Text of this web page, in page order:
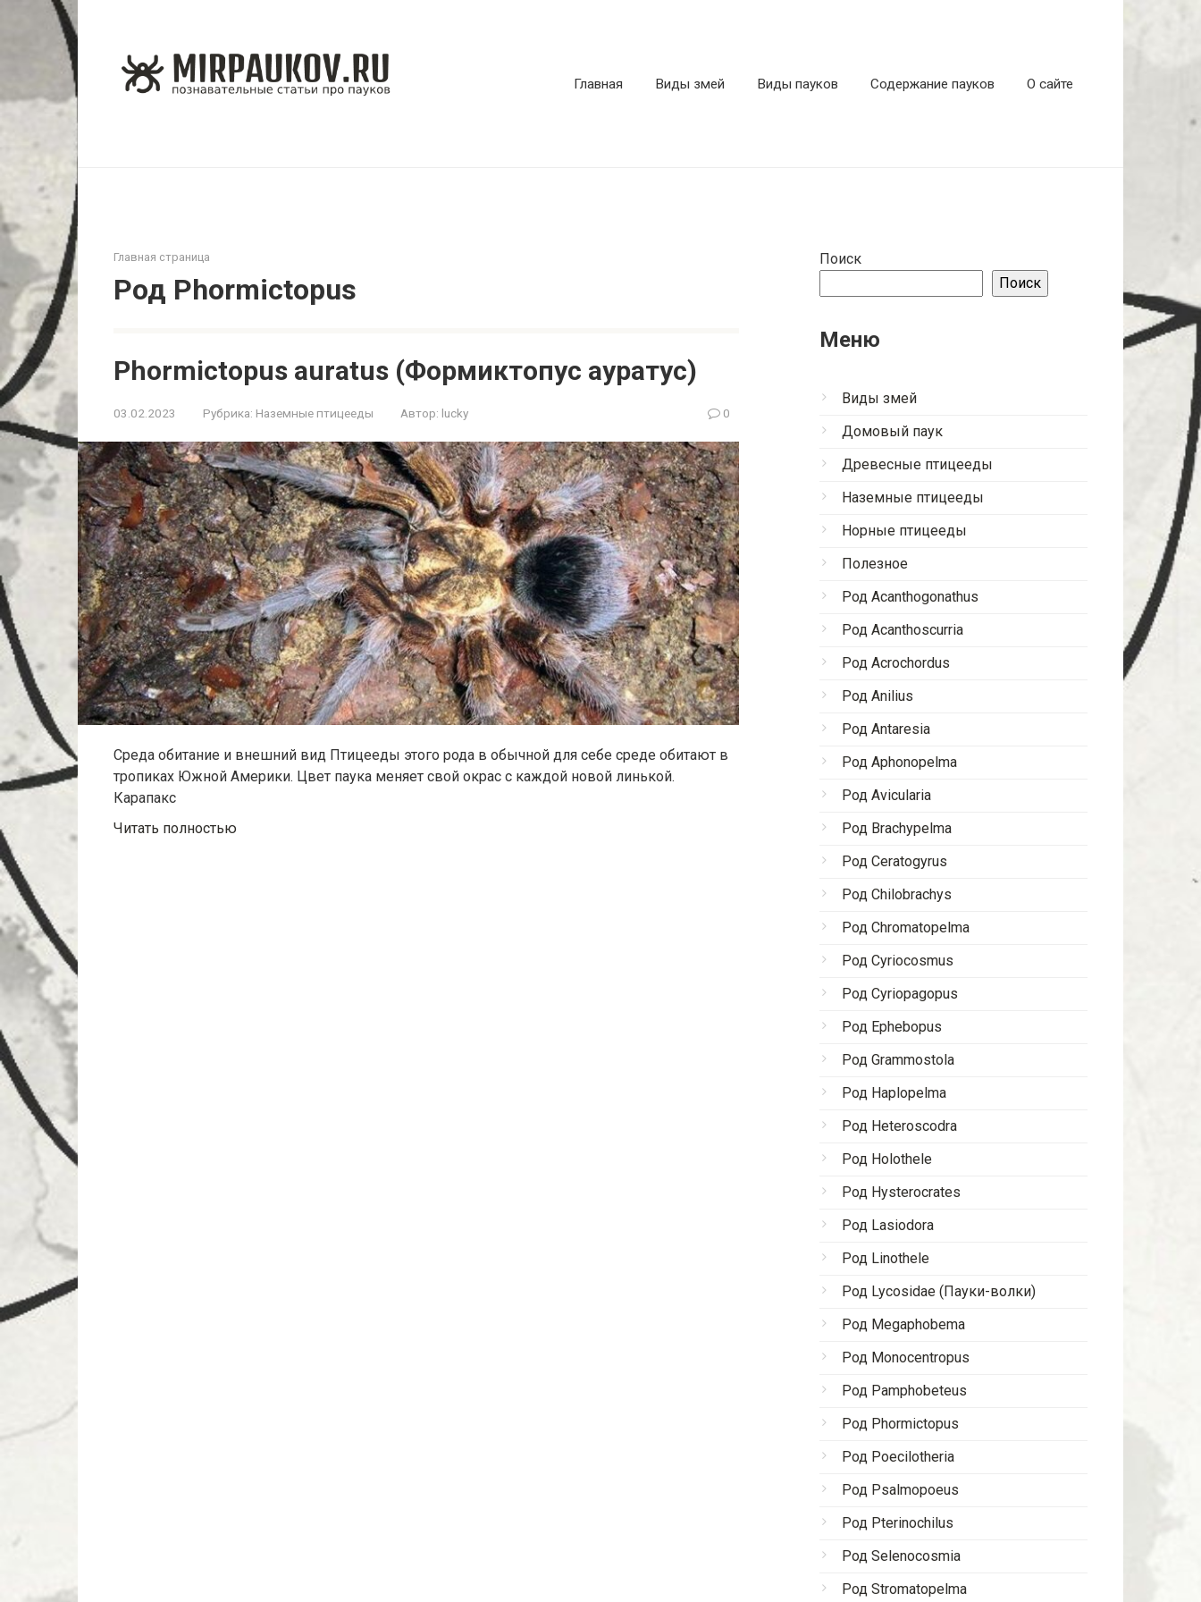
Перейти
Главная Виды змей Виды пауков Содержание пауков О сайте
Главная страница
Род Phormictopus
Phormictopus auratus (Формиктопус ауратус)
03.02.2023 Рубрика: Наземные птицееды Автор: lucky 0
Среда обитание и внешний вид Птицееды этого рода в обычной для себе среде обитают в
тропиках Южной Америки. Цвет паука меняет свой окрас с каждой новой линькой.
Карапакс
Читать полностью
Поиск
Поиск
Меню
Виды змей
Домовый паук
Древесные птицееды
Наземные птицееды
Норные птицееды
Полезное
Род Acanthogonathus
Род Acanthoscurria
Род Acrochordus
Род Anilius
Род Antaresia
Род Aphonopelma
Род Avicularia
Род Brachypelma
Род Ceratogyrus
Род Chilobrachys
Род Chromatopelma
Род Cyriocosmus
Род Cyriopagopus
Род Ephebopus
Род Grammostola
Род Haplopelma
Род Heteroscodra
Род Holothele
Род Hysterocrates
Род Lasiodora
Род Linothele
Род Lycosidae (Пауки-волки)
Род Megaphobema
Род Monocentropus
Род Pamphobeteus
Род Phormictopus
Род Poecilotheria
Род Psalmopoeus
Род Pterinochilus
Род Selenocosmia
Род Stromatopelma